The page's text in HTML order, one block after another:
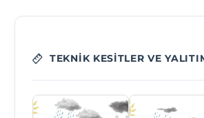
TEKNIK KESITLER VE